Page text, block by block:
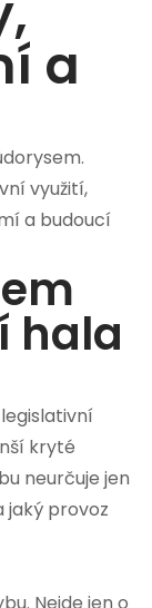
a
využití,
a budoucí
hala
kryté
neurčuje jen
jaký provoz
Nejde jen o